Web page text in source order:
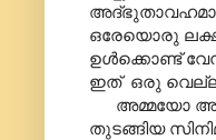
ഒരേയൊരു
ഉൾക്കൊണ്ട്
ഇത് ഒരു
അമ്മയോ
തുടങ്ങിയ